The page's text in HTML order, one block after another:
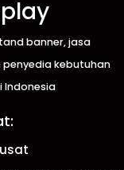
banner, jasa
kebutuhan
Indonesia